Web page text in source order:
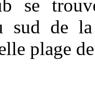
se
sud de
plage